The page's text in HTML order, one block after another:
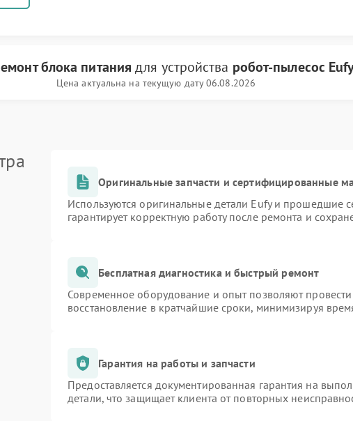
блока питания для устройства робот-пылесос
Цена актуальна на текущую дату 06.08.2026
Оригинальные запчасти и сертифицированные
Используются оригинальные детали Eufy и прошедшие
гарантирует корректную работу после ремонта и
Бесплатная диагностика и быстрый ремонт
Современное оборудование и опыт позволяют провести
восстановление в кратчайшие сроки, минимизируя
Гарантия на работы и запчасти
Предоставляется документированная гарантия на
детали, что защищает клиента от повторных